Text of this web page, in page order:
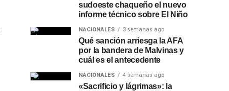
sudoeste chaqueño el nuevo
informe técnico sobre El Niño
NACIONALES 3 semanas ago
Qué sanción arriesga la AFA
por la bandera de Malvinas y
cuál es el antecedente
NACIONALES 4 semanas ago
«Sacrificio y lágrimas»: la